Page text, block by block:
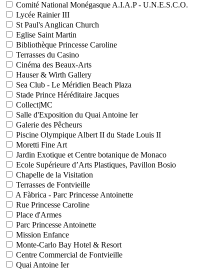
Comité National Monégasque A.I.A.P - U.N.E.S.C.O.
Lycée Rainier III
St Paul's Anglican Church
Eglise Saint Martin
Bibliothèque Princesse Caroline
Terrasses du Casino
Cinéma des Beaux-Arts
Hauser & Wirth Gallery
Sea Club - Le Méridien Beach Plaza
Stade Prince Héréditaire Jacques
Collect|MC
Salle d'Exposition du Quai Antoine Ier
Galerie des Pêcheurs
Piscine Olympique Albert II du Stade Louis II
Moretti Fine Art
Jardin Exotique et Centre botanique de Monaco
Ecole Supérieure d’Arts Plastiques, Pavillon Bosio
Chapelle de la Visitation
Terrasses de Fontvieille
A Fàbrica - Parc Princesse Antoinette
Rue Princesse Caroline
Place d'Armes
Parc Princesse Antoinette
Mission Enfance
Monte-Carlo Bay Hotel & Resort
Centre Commercial de Fontvieille
Quai Antoine Ier